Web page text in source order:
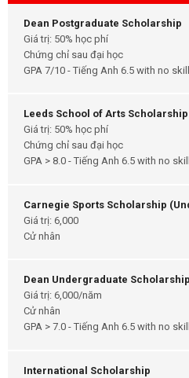
Dean Postgraduate Scholarship
Giá trị: 50% học phí
Chứng chỉ sau đại học
GPA 7/10 - Tiếng Anh 6.5
Leeds School of Arts Scholarship
Giá trị: 50% học phí
Chứng chỉ sau đại học
GPA > 8.0 - Tiếng Anh 6.5
Carnegie Sports Scholarship
Giá trị: 6,000
Cử nhân
Dean Undergraduate Scholarship
Giá trị: 6,000/năm
Cử nhân
GPA > 7.0 - Tiếng Anh 6.5
International Scholarship